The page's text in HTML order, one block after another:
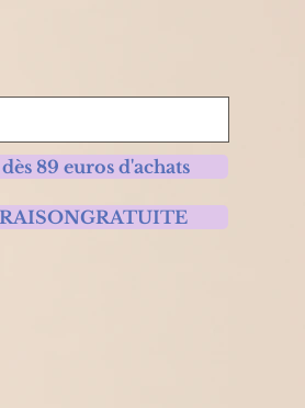
89 euros d'achats